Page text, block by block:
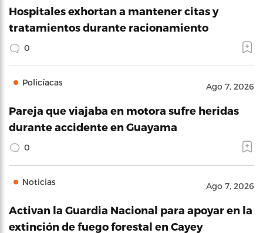
Hospitales exhortan a mantener citas y
tratamientos durante racionamiento
0
Policíacas Ago 7, 2026
Pareja que viajaba en motora sufre heridas
durante accidente en Guayama
0
Noticias Ago 7, 2026
Activan la Guardia Nacional para apoyar en la
extinción de fuego forestal en Cayey